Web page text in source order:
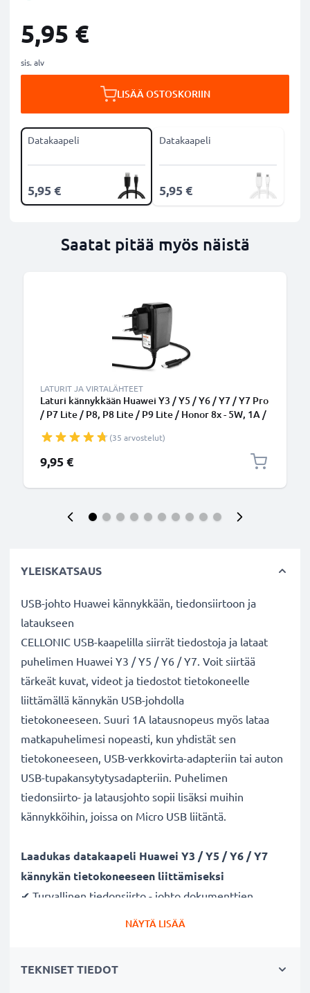
5,95 €
sis. alv
LISÄÄ OSTOSKORIIN
Datakaapeli
5,95 €
Datakaapeli
5,95 €
Saatat pitää myös näistä
LATURIT JA VIRTALÄHTEET
Laturi kännykkään Huawei Y3 / Y5 / Y6 / Y7 / Y7 Pro
/ P7 Lite / P8, P8 Lite / P9 Lite / Honor 8x - 5W, 1A /
(35 arvostelut)
9,95 €
YLEISKATSAUS
USB-johto Huawei kännykkään, tiedonsiirtoon ja
lataukseen
CELLONIC USB-kaapelilla siirrät tiedostoja ja lataat
puhelimen Huawei Y3 / Y5 / Y6 / Y7. Voit siirtää
tärkeät kuvat, videot ja tiedostot tietokoneelle
liittämällä kännykän USB-johdolla
tietokoneeseen. Suuri 1A latausnopeus myös lataa
matkapuhelimesi nopeasti, kun yhdistät sen
tietokoneeseen, USB-verkkovirta-adapteriin tai auton
USB-tupakansytytysadapteriin. Puhelimen
tiedonsiirto- ja latausjohto sopii lisäksi muihin
kännykköihin, joissa on Micro USB liitäntä.
Laadukas datakaapeli Huawei Y3 / Y5 / Y6 / Y7
kännykän tietokoneeseen liittämiseksi
✔ Turvallinen tiedonsiirto - johto dokumenttien,
suurella 480 MBit/s - USB 2.0 nopeudella
NÄYTÄ LISÄÄ
TEKNISET TIEDOT